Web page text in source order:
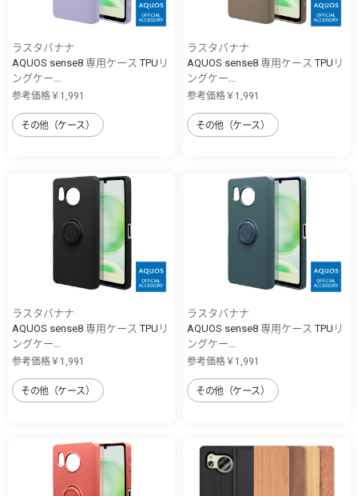
ラスタバナナ
AQUOS sense8 専用ケース TPUリ
ングケー...
参考価格￥1,991
その他（ケース）
ラスタバナナ
AQUOS sense8 専用ケース TPUリ
ングケー...
参考価格￥1,991
その他（ケース）
ラスタバナナ
AQUOS sense8 専用ケース TPUリ
ングケー...
参考価格￥1,991
その他（ケース）
ラスタバナナ
AQUOS sense8 専用ケース TPUリ
ングケー...
参考価格￥1,991
その他（ケース）